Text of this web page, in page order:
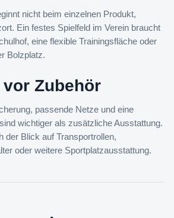
nicht beim einzelnen Produkt,
Ein festes Spielfeld im Verein braucht
eine flexible Trainingsfläche oder
Bolzplatz.
Zubehör
passende Netze und eine
wichtiger als zusätzliche Ausstattung.
der Blick auf Transportrollen,
oder weitere Sportplatzausstattung.